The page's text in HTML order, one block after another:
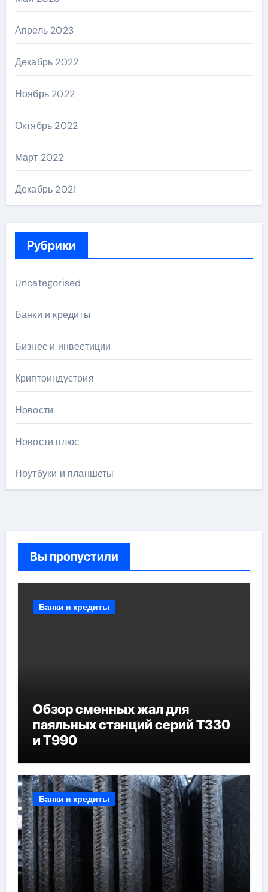
Апрель 2023
Декабрь 2022
Ноябрь 2022
Октябрь 2022
Март 2022
Декабрь 2021
Рубрики
Uncategorised
Банки и кредиты
Бизнес и инвестиции
Криптоиндустрия
Новости
Новости плюс
Ноутбуки и планшеты
Вы пропустили
Банки и кредиты
Обзор сменных жал для
паяльных станций серий T330
и T990
Банки и кредиты